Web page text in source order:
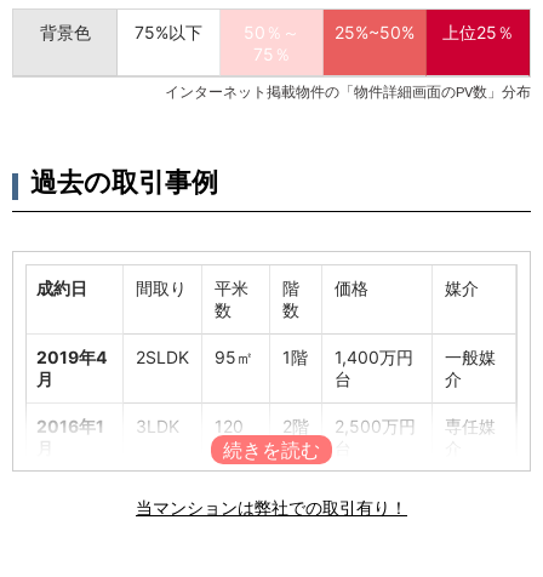
背景色 75%以下
50％～
75％
25%~50% 上位25％
インターネット掲載物件の「物件詳細画面のPV数」分布
過去の取引事例
成約日 間取り
平米
数
階
数
価格 媒介
2019年4
月
2SLDK 95㎡ 1階
1,400万円
台
一般媒
介
2016年1
月
3LDK
120
㎡
2階
2,500万円
専任媒
3LDK
㎡
4
階
台
当マンションは弊社での取引有り！